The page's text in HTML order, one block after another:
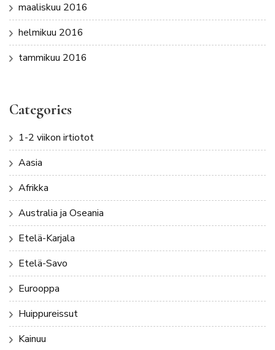
maaliskuu 2016
helmikuu 2016
tammikuu 2016
Categories
1-2 viikon irtiotot
Aasia
Afrikka
Australia ja Oseania
Etelä-Karjala
Etelä-Savo
Eurooppa
Huippureissut
Kainuu